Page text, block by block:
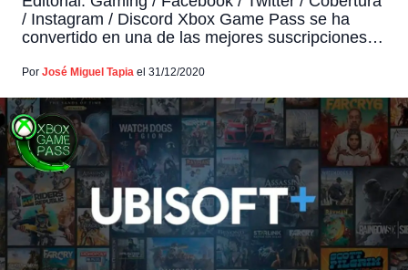
/ Instagram / Discord Xbox Game Pass se ha
convertido en una de las mejores suscripciones
servicio. Ahora rumores advierten que Ubisoft+
Microsoft Esto fue revelado por el sitio
especializado Xbox […]
Por José Miguel Tapia el 31/12/2020